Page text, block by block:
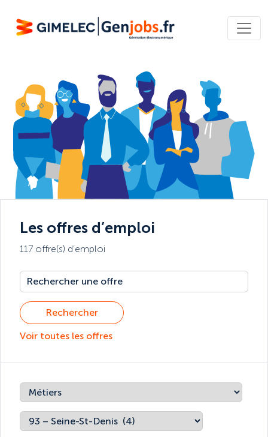
Les offres d’emploi
117 offre(s) d’emploi
Rechercher
Voir toutes les offres